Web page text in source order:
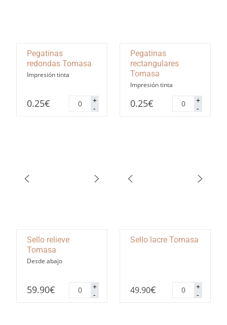
Pegatinas
redondas Tomasa
Impresión tinta
0.25€ -
Pegatinas
redondas
Tomasa
+
Pegatinas
rectangulares
Tomasa
Impresión tinta
0.25€ -
Pegatinas
rectangulares
Tomasa
+
Sello relieve
Tomasa
Desde abajo
59.90€ -
Sello
relieve
Tomasa
+
Sello lacre Tomasa
49.90€ -
Sello
lacre
Tomasa
+